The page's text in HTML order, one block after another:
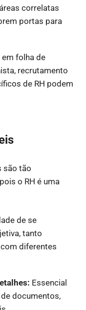
correlatas
portas para
folha de
recrutamento
de RH podem
são tão
o RH é uma
de se
tanto
diferentes
Essencial
documentos,